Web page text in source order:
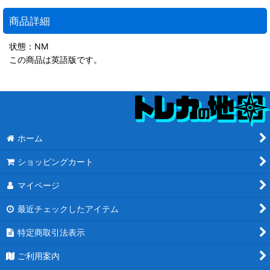
商品詳細
状態：NM
この商品は英語版です。
ホーム
ショッピングカート
マイページ
最近チェックしたアイテム
特定商取引法表示
ご利用案内